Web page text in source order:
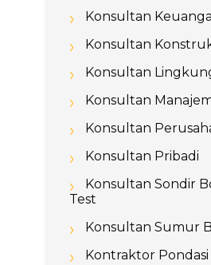
Konsultan
Konsultan
Konsultan
Konsultan
Konsultan
Konsultan Pribadi
Konsultan Sondir
Test
Konsultan Sumur
Kontraktor Pondasi